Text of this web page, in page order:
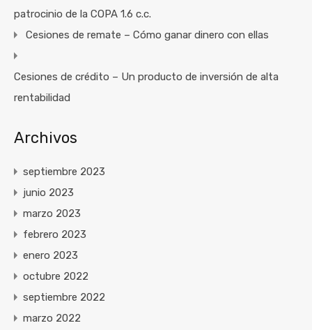
patrocinio de la COPA 1.6 c.c.
Cesiones de remate – Cómo ganar dinero con ellas
Cesiones de crédito – Un producto de inversión de alta
rentabilidad
Archivos
septiembre 2023
junio 2023
marzo 2023
febrero 2023
enero 2023
octubre 2022
septiembre 2022
marzo 2022